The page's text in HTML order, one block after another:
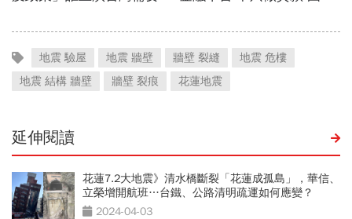
地震 驗屋 地震 牆壁 牆壁 裂縫
地震 危樓
地震 結構 牆壁
牆壁 裂痕 花蓮地震
延伸閱讀
花蓮7.2大地震》清水橋斷裂「花蓮成孤島」，華信、
立榮增開航班…台鐵、公路清明疏運如何應變？
2024-04-03